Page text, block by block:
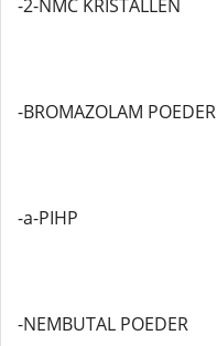
-2-NMC KRISTALLEN
-BROMAZOLAM POEDER
-a-PIHP
-NEMBUTAL POEDER